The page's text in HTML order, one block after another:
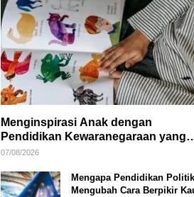
Menginspirasi Anak dengan
Pendidikan Kewaranegaraan yang
Kreatif
07/08/2026
Mengapa Pendidikan Politik
Mengubah Cara Berpikir